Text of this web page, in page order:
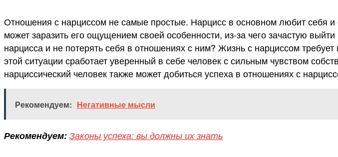
Отношения с нарциссом не самые простые. Нарцисс в основном любит себя и
может заразить его ощущением своей особенности, из-за чего зачастую
нарцисса и не потерять себя в отношениях с ним? Жизнь с нарциссом
этой ситуации сработает уверенный в себе человек с сильным чувством
нарциссический человек также может добиться успеха в отношениях с
Рекомендуем: Негативные мысли
Рекомендуем: Законы успеха: вы должны их знать